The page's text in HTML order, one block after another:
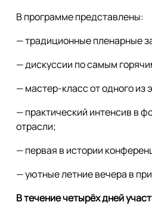
В программе представлены:
— традиционные пленарные
— дискуссии по самым
— мастер-класс от одного
— практический интенсив в
отрасли;
— первая в истории
— уютные летние вечера в
В течение четырёх дней